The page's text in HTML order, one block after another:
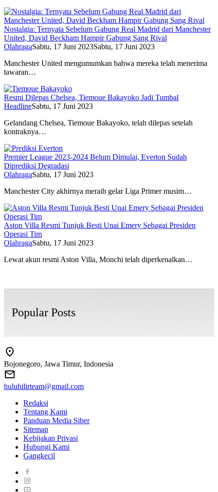
Nostalgia: Ternyata Sebelum Gabung Real Madrid dari Manchester
United, David Beckham Hampir Gabung Sang Rival
OlahragaSabtu, 17 Juni 2023Sabtu, 17 Juni 2023
Manchester United mengumumkan bahwa mereka telah menerima
tawaran…
Resmi Dilepas Chelsea, Tiemoue Bakayoko Jadi Tumbal
HeadlineSabtu, 17 Juni 2023
Gelandang Chelsea, Tiemoue Bakayoko, telah dilepas setelah
kontraknya…
Premier League 2023-2024 Belum Dimulai, Everton Sudah
Diprediksi Degradasi
OlahragaSabtu, 17 Juni 2023
Manchester City akhirnya meraih gelar Liga Primer musim…
Aston Villa Resmi Tunjuk Besti Unai Emery Sebagai Presiden
Operasi Tim
OlahragaSabtu, 17 Juni 2023
Lewat akun resmi Aston Villa, Monchi telah diperkenalkan…
Popular Posts
Bojonegoro, Jawa Timur, Indonesia
huluhilirteam@gmail.com
Redaksi
Tentang Kami
Panduan Media Siber
Sitemap
Kebijakan Privasi
Hubungi Kami
Gangkecil